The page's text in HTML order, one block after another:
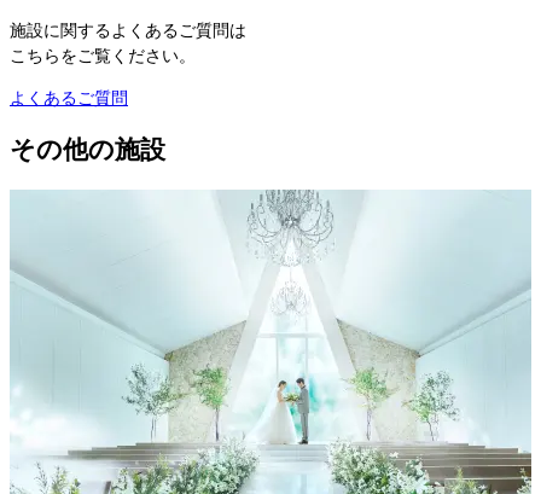
施設に関するよくあるご質問は
こちらをご覧ください。
よくあるご質問
その他の施設